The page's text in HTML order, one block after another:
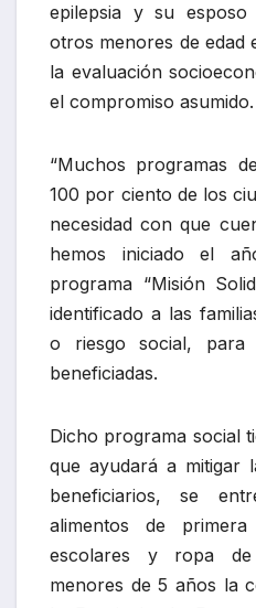
epilepsia y su
otros menores de edad
la evaluación
el compromiso asumido.
“Muchos programas
100 por ciento de los
necesidad con que
hemos iniciado el
programa “Misión
identificado a las
o riesgo social,
beneficiadas.
Dicho programa social
que ayudará a mitigar
beneficiarios, se
alimentos de primera
escolares y ropa
menores de 5 años la